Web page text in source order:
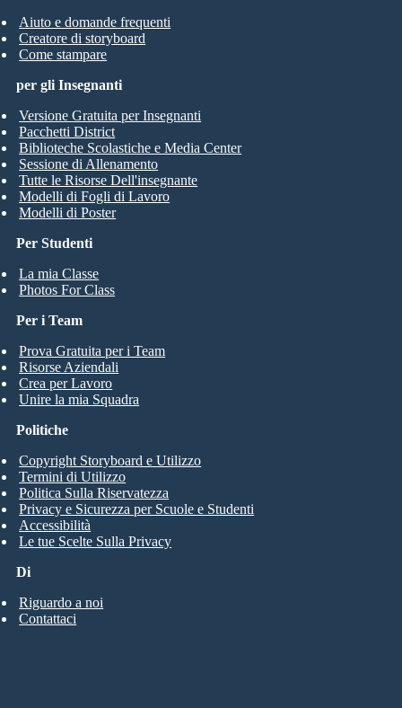
Aiuto e domande frequenti
Creatore di storyboard
Come stampare
Per Studenti
La mia Classe
Photos For Class
per gli Insegnanti
Versione Gratuita per Insegnanti
Pacchetti District
Biblioteche Scolastiche e Media Center
Sessione di Allenamento
Tutte le Risorse Dell'insegnante
Modelli di Fogli di Lavoro
Modelli di Poster
Per i Team
Prova Gratuita per i Team
Risorse Aziendali
Crea per Lavoro
Unire la mia Squadra
Di
Riguardo a noi
Contattaci
Politiche
Copyright Storyboard e Utilizzo
Termini di Utilizzo
Politica Sulla Riservatezza
Privacy e Sicurezza per Scuole e Studenti
Accessibilità
Le tue Scelte Sulla Privacy